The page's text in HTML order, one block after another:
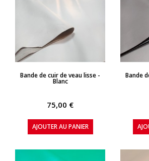
APERÇU RAPIDE
Bande de cuir de veau lisse -
Blanc
75,00 €
AJOUTER AU PANIER
Bande